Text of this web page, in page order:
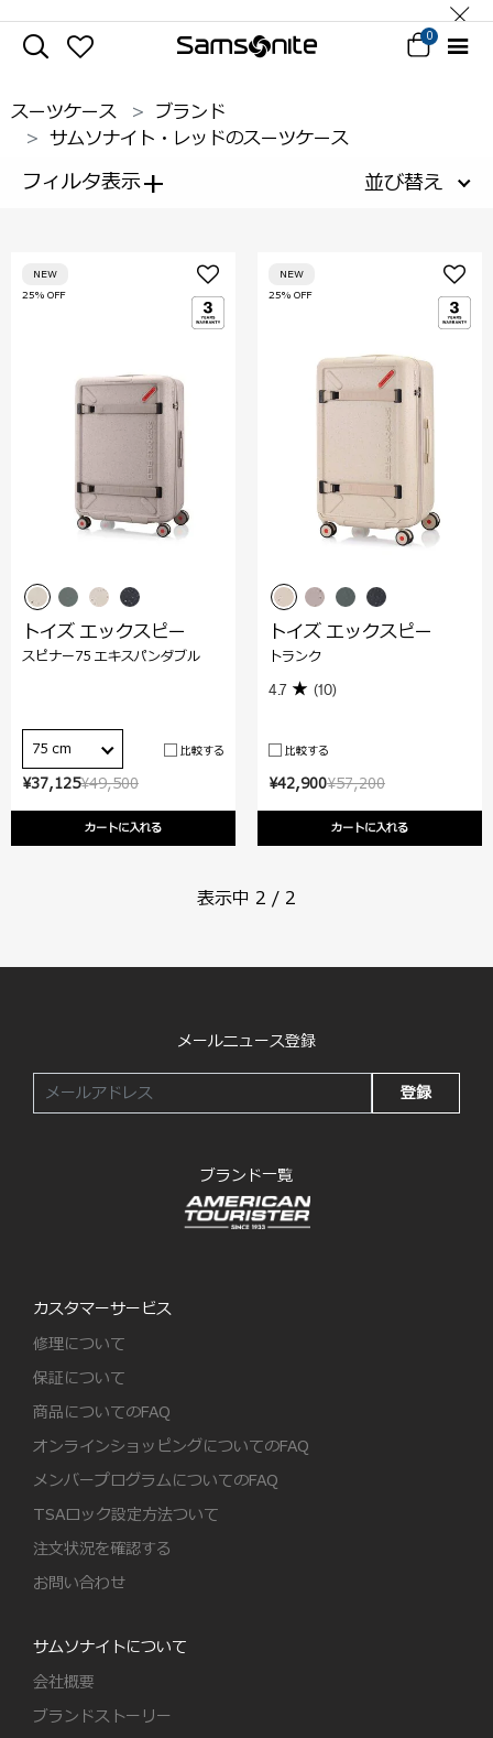
0
スーツケース
ブランド
サムソナイト・レッドのスーツケース
フィルタ表示+ 並び替え
¥49,500
¥37,125
カートに入れる
25% OFF
NEW
トイズ エックスピー
スピナー75 エキスパンダブル
75 cm 比較する
¥57,200
¥42,900
カートに入れる
25% OFF
NEW
トイズ エックスピー
トランク
4.7 (10)
比較する
表示中 2 / 2
メールニュース登録
登録
ブランド一覧
カスタマーサービス
修理について
保証について
商品についてのFAQ
オンラインショッピングについてのFAQ
メンバープログラムについてのFAQ
TSAロック設定方法ついて
注文状況を確認する
お問い合わせ
サムソナイトについて
会社概要
ブランドストーリー